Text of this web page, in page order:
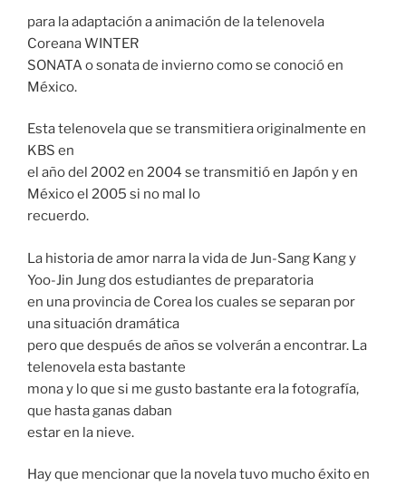
para la adaptación a animación de la telenovela
Coreana WINTER
SONATA o sonata de invierno como se conoció en
México.
Esta telenovela que se transmitiera originalmente en
KBS en
el año del 2002 en 2004 se transmitió en Japón y en
México el 2005 si no mal lo
recuerdo.
La historia de amor narra la vida de Jun-Sang Kang y
Yoo-Jin Jung dos estudiantes de preparatoria
en una provincia de Corea los cuales se separan por
una situación dramática
pero que después de años se volverán a encontrar. La
telenovela esta bastante
mona y lo que si me gusto bastante era la fotografía,
que hasta ganas daban
estar en la nieve.
Hay que mencionar que la novela tuvo mucho éxito en